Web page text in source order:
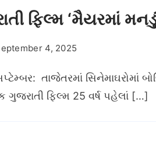
ફિલ્મ ‘મૈયરમાં
4, 2025
સપ્ટેમ્બર: તાજેતરમાં
ગુજરાતી ફિલ્મ 25 વર્ષ પહેલાં […]